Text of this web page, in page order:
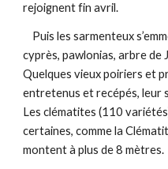
rejoignent fin avril.
cyprès, pawlonias, arbre de
Quelques vieux poiriers et
entretenus et recépés, leur
Les clématites (110
certaines, comme la
montent à plus de 8 mètres.